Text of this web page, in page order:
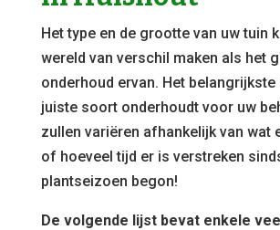
Het type en de grootte van uw tuin
wereld van verschil maken als het
onderhoud ervan. Het belangrijkste
juiste soort onderhoudt voor uw
zullen variëren afhankelijk van wat
of hoeveel tijd er is verstreken
plantseizoen begon!
De volgende lijst bevat enkele